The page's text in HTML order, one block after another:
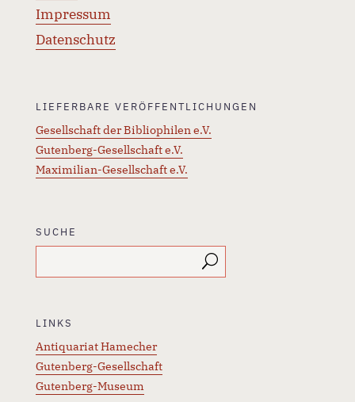
Impressum
Datenschutz
LIEFERBARE VERÖFFENTLICHUNGEN
Gesellschaft der Bibliophilen e.V.
Gutenberg-Gesellschaft e.V.
Maximilian-Gesellschaft e.V.
SUCHE
LINKS
Antiquariat Hamecher
Gutenberg-Gesellschaft
Gutenberg-Museum